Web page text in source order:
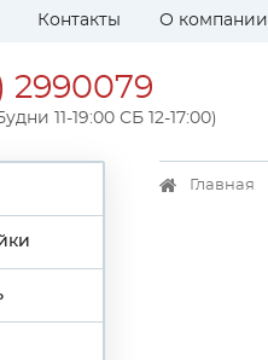
Контакты О компании
2990079
11-19:00 СБ 12-17:00)
Главная